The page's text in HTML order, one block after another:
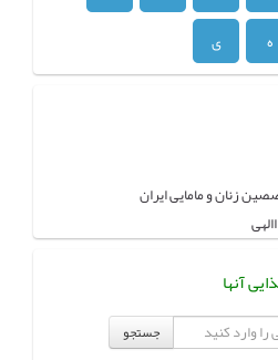
ه ی
زنان و مامایی ایران
آنها
جستجو